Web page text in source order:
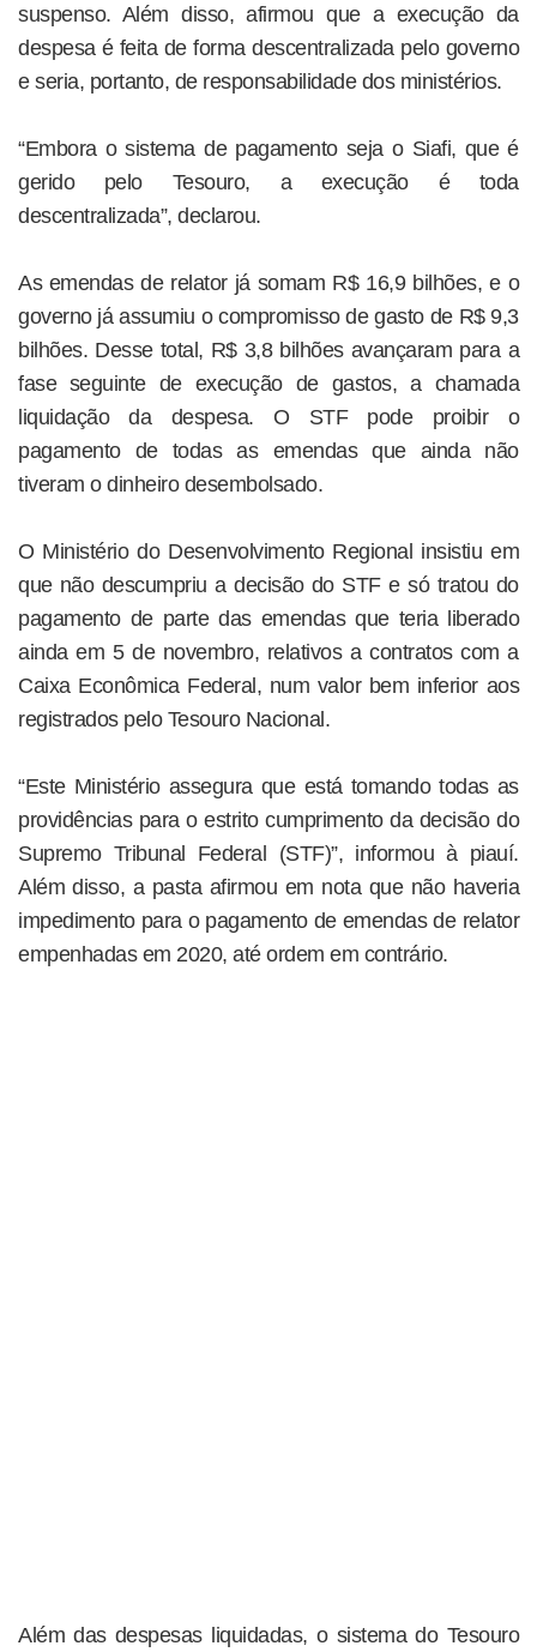
suspenso. Além disso, afirmou que a execução da
despesa é feita de forma descentralizada pelo governo
e seria, portanto, de responsabilidade dos ministérios.
“Embora o sistema de pagamento seja o Siafi, que é
gerido pelo Tesouro, a execução é toda
descentralizada”, declarou.
As emendas de relator já somam R$ 16,9 bilhões, e o
governo já assumiu o compromisso de gasto de R$ 9,3
bilhões. Desse total, R$ 3,8 bilhões avançaram para a
fase seguinte de execução de gastos, a chamada
liquidação da despesa. O STF pode proibir o
pagamento de todas as emendas que ainda não
tiveram o dinheiro desembolsado.
O Ministério do Desenvolvimento Regional insistiu em
que não descumpriu a decisão do STF e só tratou do
pagamento de parte das emendas que teria liberado
ainda em 5 de novembro, relativos a contratos com a
Caixa Econômica Federal, num valor bem inferior aos
registrados pelo Tesouro Nacional.
“Este Ministério assegura que está tomando todas as
providências para o estrito cumprimento da decisão do
Supremo Tribunal Federal (STF)”, informou à piauí.
Além disso, a pasta afirmou em nota que não haveria
impedimento para o pagamento de emendas de relator
empenhadas em 2020, até ordem em contrário.
Além das despesas liquidadas, o sistema do Tesouro